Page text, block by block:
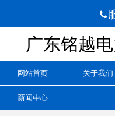

广东铭越
网站首页 关于我们
新闻中心